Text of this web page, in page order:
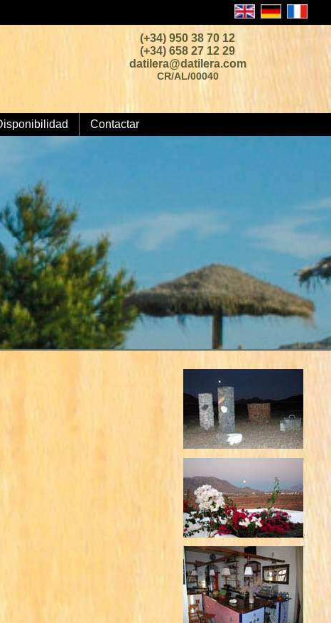
(+34) 950 38 70 12
(+34) 658 27 12 29
datilera@datilera.com
CR/AL/00040
Contactar